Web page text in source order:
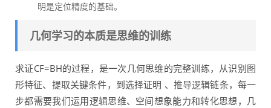
明是定位精度的基础。
几何学习的本质是思维的训练
求证CF=BH的过程，是一次几何思维的完整训练，从识别图
形特征、提取关键条件，到选择证明 、推导逻辑链条，每一
步都需要我们运用逻辑思维、空间想象能力和转化思想，几